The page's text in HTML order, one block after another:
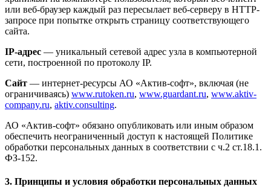
или веб-браузер каждый раз пересылает веб-серверу в HTTP-
запросе при попытке открыть страницу соответствующего
сайта.
IP-адрес — уникальный сетевой адрес узла в компьютерной
сети, построенной по протоколу IP.
Сайт — интернет-ресурсы АО «Актив-софт», включая (не
ограничиваясь) www.rutoken.ru, www.guardant.ru, www.aktiv-
company.ru, aktiv.consulting.
АО «Актив-софт» обязано опубликовать или иным образом
обеспечить неограниченный доступ к настоящей Политике
обработки персональных данных в соответствии с ч.2 ст.18.1.
ФЗ-152.
3. Принципы и условия обработки персональных данных